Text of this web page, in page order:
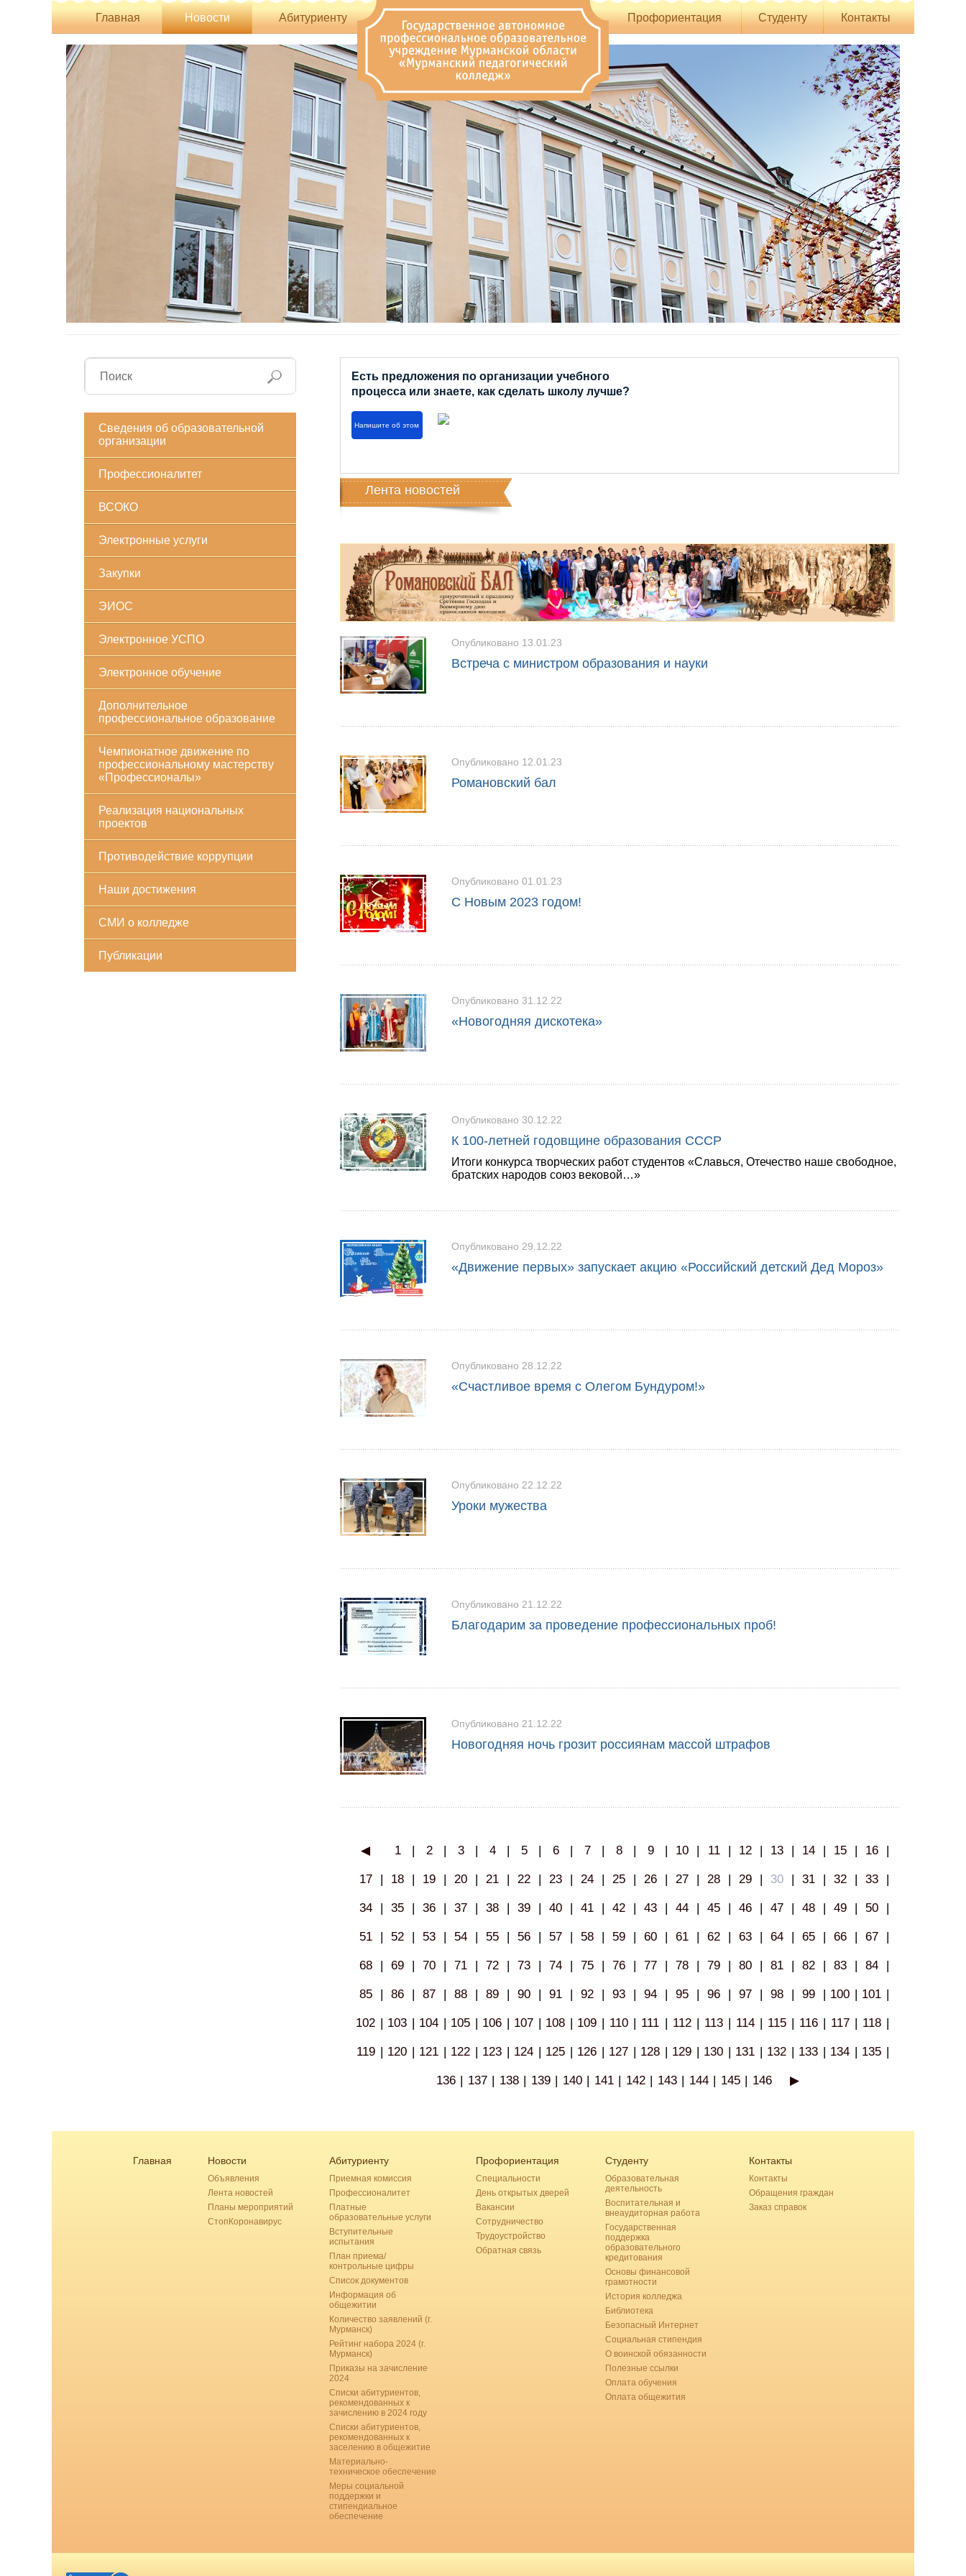
Главная Новости Абитуриенту Профориентация Студенту Контакты
Сведения об образовательной
организации
Профессионалитет
ВСОКО
Электронные услуги
Закупки
ЭИОС
Электронное УСПО
Электронное обучение
Дополнительное
профессиональное образование
Чемпионатное движение по
профессиональному мастерству
«Профессионалы»
Реализация национальных
проектов
Противодействие коррупции
Наши достижения
СМИ о колледже
Публикации
Есть предложения по организации учебного
процесса или знаете, как сделать школу лучше?
Напишите об этом
Лента новостей
Опубликовано 13.01.23
Встреча с министром образования и науки
Опубликовано 12.01.23
Романовский бал
Опубликовано 01.01.23
С Новым 2023 годом!
Опубликовано 31.12.22
«Новогодняя дискотека»
Опубликовано 30.12.22
К 100-летней годовщине образования СССР
Итоги конкурса творческих работ студентов «Славься, Отечество наше свободное,
братских народов союз вековой…»
Опубликовано 29.12.22
«Движение первых» запускает акцию «Российский детский Дед Мороз»
Опубликовано 28.12.22
«Счастливое время с Олегом Бундуром!»
Опубликовано 22.12.22
Уроки мужества
Опубликовано 21.12.22
Благодарим за проведение профессиональных проб!
Опубликовано 21.12.22
Новогодняя ночь грозит россиянам массой штрафов
◀ 1 | 2 | 3 | 4 | 5 | 6 | 7 | 8 | 9 | 10 | 11 | 12 | 13 | 14 | 15 | 16 |
17 | 18 | 19 | 20 | 21 | 22 | 23 | 24 | 25 | 26 | 27 | 28 | 29 | 30 | 31 | 32 | 33 |
34 | 35 | 36 | 37 | 38 | 39 | 40 | 41 | 42 | 43 | 44 | 45 | 46 | 47 | 48 | 49 | 50 |
51 | 52 | 53 | 54 | 55 | 56 | 57 | 58 | 59 | 60 | 61 | 62 | 63 | 64 | 65 | 66 | 67 |
68 | 69 | 70 | 71 | 72 | 73 | 74 | 75 | 76 | 77 | 78 | 79 | 80 | 81 | 82 | 83 | 84 |
85 | 86 | 87 | 88 | 89 | 90 | 91 | 92 | 93 | 94 | 95 | 96 | 97 | 98 | 99 | 100 | 101 |
102 | 103 | 104 | 105 | 106 | 107 | 108 | 109 | 110 | 111 | 112 | 113 | 114 | 115 | 116 | 117 | 118 |
119 | 120 | 121 | 122 | 123 | 124 | 125 | 126 | 127 | 128 | 129 | 130 | 131 | 132 | 133 | 134 | 135 |
136 | 137 | 138 | 139 | 140 | 141 | 142 | 143 | 144 | 145 | 146 ▶
Главная Новости
Объявления
Лента новостей
Планы мероприятий
СтопКоронавирус
Абитуриенту
Приемная комиссия
Профессионалитет
Платные
образовательные услуги
Вступительные
испытания
План приема/
контрольные цифры
Список документов
Информация об
общежитии
Количество заявлений (г.
Мурманск)
Рейтинг набора 2024 (г.
Мурманск)
Приказы на зачисление
2024
Списки абитуриентов,
рекомендованных к
зачислению в 2024 году
Списки абитуриентов,
рекомендованных к
заселению в общежитие
Материально-
техническое обеспечение
Меры социальной
поддержки и
стипендиальное
обеспечение
Профориентация
Специальности
День открытых дверей
Вакансии
Сотрудничество
Трудоустройство
Обратная связь
Студенту
Образовательная
деятельность
Воспитательная и
внеаудиторная работа
Государственная
поддержка
образовательного
кредитования
Основы финансовой
грамотности
История колледжа
Библиотека
Безопасный Интернет
Социальная стипендия
О воинской обязанности
Полезные ссылки
Оплата обучения
Оплата общежития
Контакты
Контакты
Обращения граждан
Заказ справок